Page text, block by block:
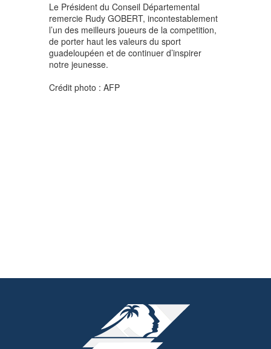
Le Président du Conseil Départemental
remercie Rudy GOBERT, incontestablement
l’un des meilleurs joueurs de la competition,
de porter haut les valeurs du sport
guadeloupéen et de continuer d’inspirer
notre jeunesse.
Crédit photo : AFP